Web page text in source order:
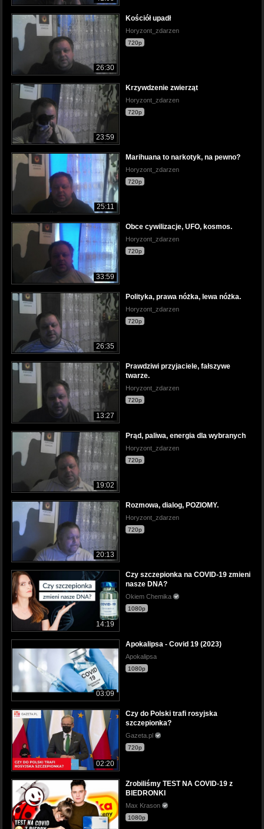
26:30
Kościół upadł
Horyzont_zdarzen
720p
23:59
Krzywdzenie zwierząt
Horyzont_zdarzen
720p
25:11
Marihuana to narkotyk, na pewno?
Horyzont_zdarzen
720p
33:59
Obce cywilizacje, UFO, kosmos.
Horyzont_zdarzen
720p
26:35
Polityka, prawa nóżka, lewa nóżka.
Horyzont_zdarzen
720p
13:27
Prawdziwi przyjaciele, fałszywe
twarze.
Horyzont_zdarzen
720p
19:02
Prąd, paliwa, energia dla wybranych
Horyzont_zdarzen
720p
20:13
Rozmowa, dialog, POZIOMY.
Horyzont_zdarzen
720p
14:19
Czy szczepionka na COVID-19 zmieni
nasze DNA?
Okiem Chemika
1080p
03:09
Apokalipsa - Covid 19 (2023)
Apokalipsa
1080p
02:20
Czy do Polski trafi rosyjska
szczepionka?
Gazeta.pl
720p
Zrobiliśmy TEST NA COVID-19 z
BIEDRONKI
Max Krason
1080p